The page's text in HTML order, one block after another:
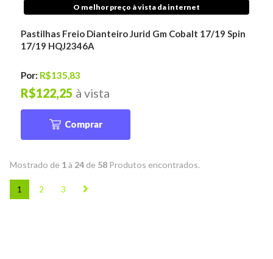
O melhor preço à vista da internet
Pastilhas Freio Dianteiro Jurid Gm Cobalt 17/19 Spin
17/19 HQJ2346A
Por: R$135,83
à vista
R$122,25
Comprar
Mostrado de 1à 24 de 58 Produtos encontrados.
1 2 3